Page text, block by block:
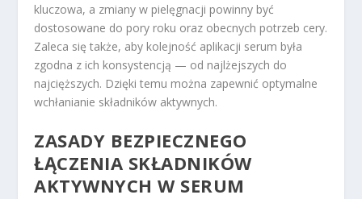
kluczowa, a zmiany w pielęgnacji powinny być
dostosowane do pory roku oraz obecnych potrzeb cery.
Zaleca się także, aby kolejność aplikacji serum była
zgodna z ich konsystencją — od najlżejszych do
najcięższych. Dzięki temu można zapewnić optymalne
wchłanianie składników aktywnych.
ZASADY BEZPIECZNEGO
ŁĄCZENIA SKŁADNIKÓW
AKTYWNYCH W SERUM